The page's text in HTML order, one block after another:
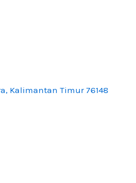
Kalimantan Timur 76148